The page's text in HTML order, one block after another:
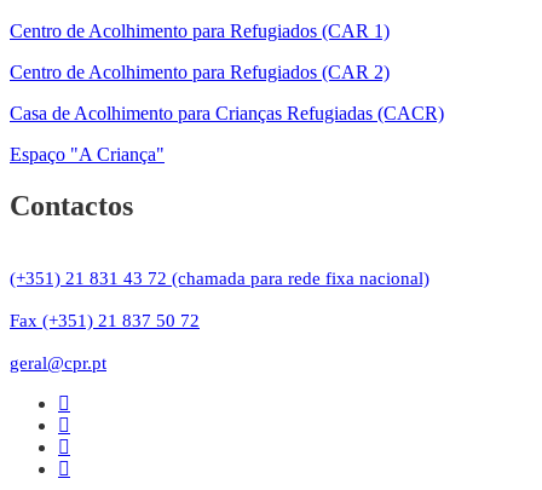
Centro de Acolhimento para Refugiados (CAR 1)
Centro de Acolhimento para Refugiados (CAR 2)
Casa de Acolhimento para Crianças Refugiadas (CACR)
Espaço "A Criança"
Contactos
(+351) 21 831 43 72 (chamada para rede fixa nacional)
Fax (+351) 21 837 50 72
geral@cpr.pt